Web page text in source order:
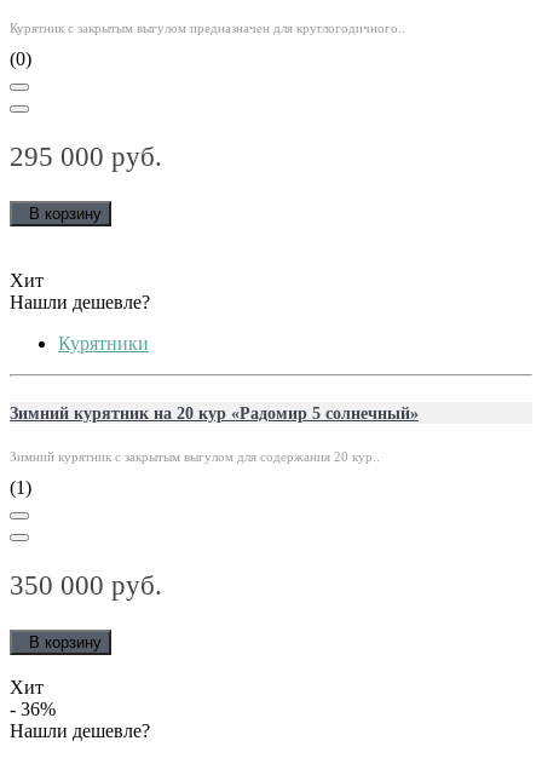
Курятник с закрытым выгулом предназначен для круглогодичного..
(0)
295 000 руб.
В корзину
Хит
Нашли дешевле?
Курятники
Зимний курятник на 20 кур «Радомир 5 солнечный»
Зимний курятник с закрытым выгулом для содержания 20 кур..
(1)
350 000 руб.
В корзину
Хит
- 36%
Нашли дешевле?